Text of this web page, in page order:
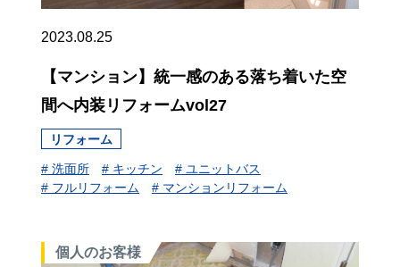
2023.08.25
【マンション】統一感のある落ち着いた空
間へ内装リフォームvol27
リフォーム
# 洗面所 # キッチン
# ユニットバス
# フルリフォーム
# マンションリフォーム
個人のお客様